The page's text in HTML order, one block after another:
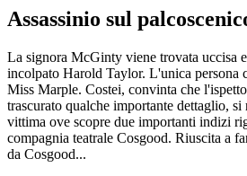
Assassinio sul
La signora McGinty viene trovata uccisa
incolpato Harold Taylor. L'unica persona
Miss Marple. Costei, convinta che
trascurato qualche importante dettaglio,
vittima ove scopre due importanti indizi
compagnia teatrale Cosgood. Riuscita a
da Cosgood...